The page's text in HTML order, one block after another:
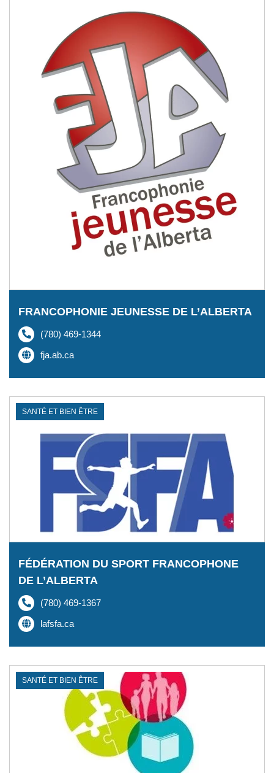
FRANCOPHONIE JEUNESSE DE L’ALBERTA
(780) 469-1344
fja.ab.ca
SANTÉ ET BIEN ÊTRE
FÉDÉRATION DU SPORT FRANCOPHONE
DE L’ALBERTA
(780) 469-1367
lafsfa.ca
SANTÉ ET BIEN ÊTRE